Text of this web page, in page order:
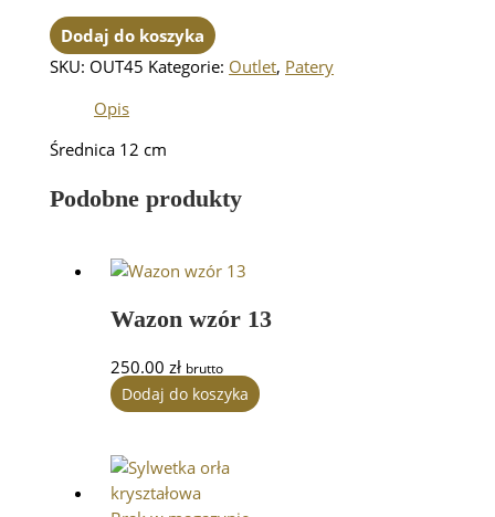
Dodaj do koszyka
SKU: OUT45 Kategorie: Outlet, Patery
Opis
Średnica 12 cm
Podobne produkty
Wazon wzór 13
250.00 zł brutto
Dodaj do koszyka